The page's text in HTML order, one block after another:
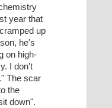
year that
up
he's
on high-
I don't
The scar
the
down".